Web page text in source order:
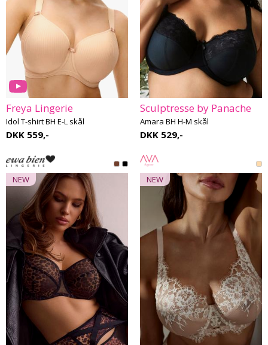
Freya Lingerie
Idol T-shirt BH E-L skål
DKK 559,-
Sculptresse by Panache
Amara BH H-M skål
DKK 529,-
NEW NEW